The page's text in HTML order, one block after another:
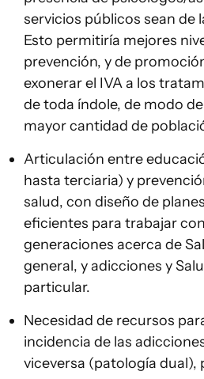
servicios públicos sean de
Esto permitiría mejores
prevención, y de
exonerar el IVA a los
de toda índole, de modo
mayor cantidad de
Articulación entre
hasta terciaria) y
salud, con diseño de
eficientes para trabajar
generaciones acerca de
general, y adicciones y
particular.
Necesidad de recursos
incidencia de las
viceversa (patología dual),